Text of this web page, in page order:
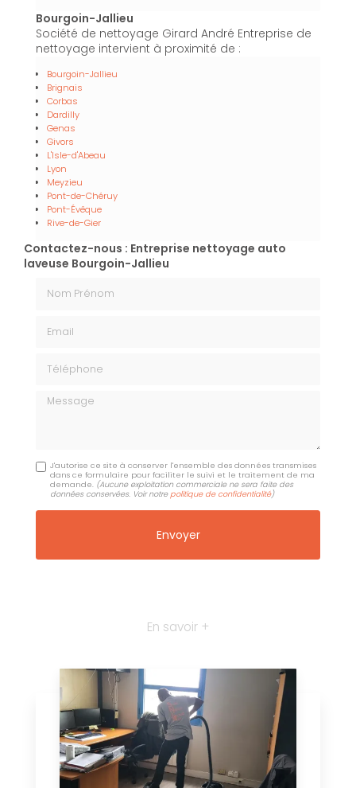
Bourgoin-Jallieu
Société de nettoyage Girard André Entreprise de
nettoyage intervient à proximité de :
Bourgoin-Jallieu
Brignais
Corbas
Dardilly
Genas
Givors
L'Isle-d'Abeau
Lyon
Meyzieu
Pont-de-Chéruy
Pont-Évêque
Rive-de-Gier
Contactez-nous : Entreprise nettoyage auto
laveuse Bourgoin-Jallieu
Message
J'autorise ce site à conserver l'ensemble des données transmises
dans ce formulaire pour faciliter le suivi et le traitement de ma
demande. (Aucune exploitation commerciale ne sera faite des
données conservées. Voir notre politique de confidentialité)
En savoir +